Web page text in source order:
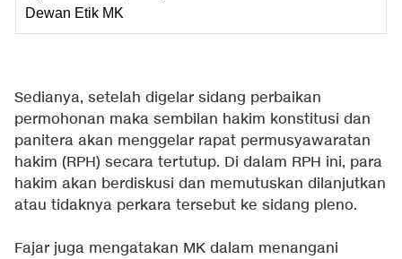
Dewan Etik MK
Sedianya, setelah digelar sidang perbaikan
permohonan maka sembilan hakim konstitusi dan
panitera akan menggelar rapat permusyawaratan
hakim (RPH) secara tertutup. Di dalam RPH ini, para
hakim akan berdiskusi dan memutuskan dilanjutkan
atau tidaknya perkara tersebut ke sidang pleno.
Fajar juga mengatakan MK dalam menangani